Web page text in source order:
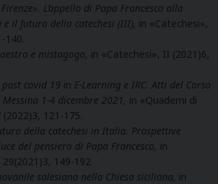
L’appello di Papa Francesco alla
e il futuro della catechesi (III), in «Catechesi»,
140.
e mistagogo, in «Catechesi», II (2021)6,
covid 19 in E-Learning e IRC. Atti del Corso
1-4 dicembre 2021, in «Quaderni di
121-175.
della catechesi in Italia. Prospettive
del pensiero di Papa Francesco, in
149-192.
salesiana nella Chiesa siciliana, in